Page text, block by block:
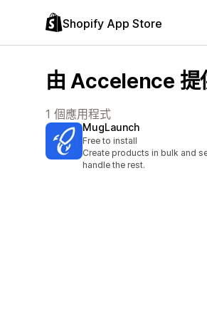
Shopify App Store
由 Accelence 提
1 個應用程式
MugLaunch
Free to install
Create products in bulk and
handle the rest.